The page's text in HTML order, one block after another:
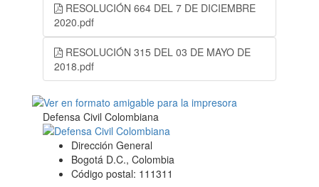
RESOLUCIÓN 664 DEL 7 DE DICIEMBRE
2020.pdf
RESOLUCIÓN 315 DEL 03 DE MAYO DE
2018.pdf
Defensa Civil Colombiana
Dirección General
Bogotá D.C., Colombia
Código postal: 111311